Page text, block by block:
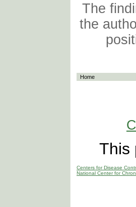
The
the
Home
This
Centers for Disease
National Center for